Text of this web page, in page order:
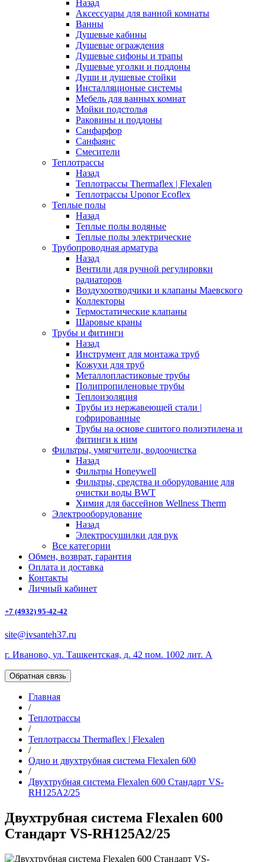
Назад
Аксессуары для ванной комнаты
Ванны
Душевые кабины
Душевые ограждения
Душевые сифоны и трапы
Душевые уголки и поддоны
Души и душевые стойки
Инсталляционые системы
Мебель для ванных комнат
Мойки подстолья
Раковины и поддоны
Санфарфор
Санфаянс
Смесители
Теплотрассы
Назад
Теплотрассы Thermaflex | Flexalen
Теплотрассы Uponor Ecoflex
Теплые полы
Назад
Теплые полы водяные
Теплые полы электрические
Трубопроводная арматура
Назад
Вентили для ручной регулировки
радиаторов
Воздухоотводчики и клапаны Маевского
Коллекторы
Термостатические клапаны
Шаровые краны
Трубы и фитинги
Назад
Инструмент для монтажа труб
Кожухи для труб
Металлопластиковые трубы
Полипропиленовые трубы
Теплоизоляция
Трубы из нержавеющей стали |
гофрированные
Трубы на основе сшитого полиэтилена и
фитинги к ним
Фильтры, умягчители, водоочистка
Назад
Фильтры Honeywell
Фильтры, средства и оборудование для
очистки воды BWT
Химия для бассейнов Wellness Therm
Электрооборудование
Назад
Электросушилки для рук
Все категории
Обмен, возврат, гарантия
Оплата и доставка
Контакты
Личный кабинет
+7 (4932) 95-42-42
site@ivsanteh37.ru
г. Иваново, ул. Ташкентская, д. 42 пом. 1002 лит. А
Обратная связь
Главная
/
Теплотрассы
/
Теплотрассы Thermaflex | Flexalen
/
Одно и двухтрубная система Flexalen 600
/
Двухтрубная система Flexalen 600 Стандарт VS-
RH125A2/25
Двухтрубная система Flexalen 600
Стандарт VS-RH125A2/25